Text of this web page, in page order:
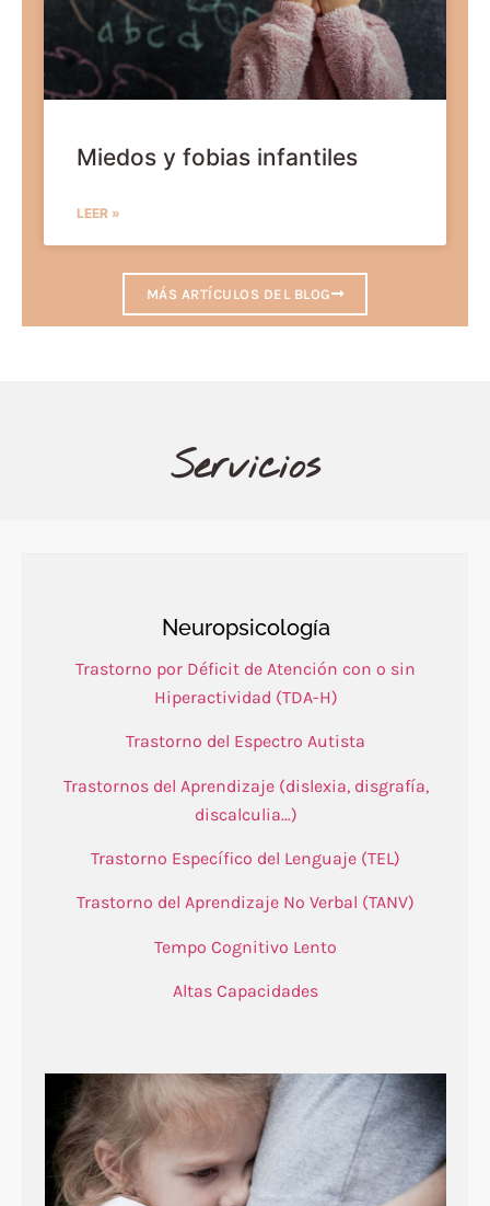
Miedos y fobias infantiles
LEER »
MÁS ARTÍCULOS DEL BLOG
Servicios
Neuropsicología
Trastorno por Déficit de Atención con o sin
Hiperactividad (TDA-H)
Trastorno del Espectro Autista
Trastornos del Aprendizaje (dislexia, disgrafía,
discalculia…)
Trastorno Específico del Lenguaje (TEL)
Trastorno del Aprendizaje No Verbal (TANV)
Tempo Cognitivo Lento
Altas Capacidades